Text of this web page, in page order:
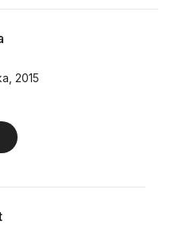
2015
Totalt antal röster: